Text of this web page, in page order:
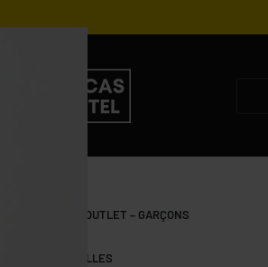
OUTLET – GARÇONS
OUTLET – FILLES